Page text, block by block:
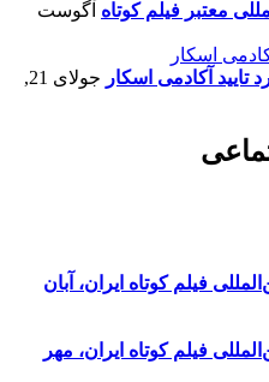
معتبر فیلم کوتاه آگوست
تایید آکادمی اسکار
جولای 21,
فیلم کوتاه ایران، آبان
فیلم کوتاه ایران، مهر